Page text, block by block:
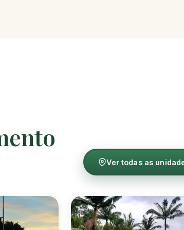
Ver todas as